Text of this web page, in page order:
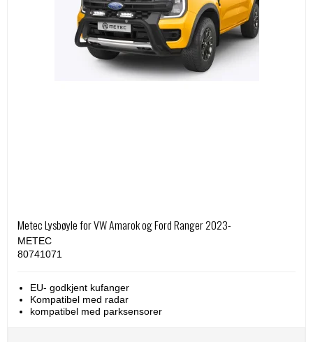
Metec Lysbøyle for VW Amarok og Ford Ranger 2023-
METEC
80741071
EU- godkjent kufanger
Kompatibel med radar
kompatibel med parksensorer